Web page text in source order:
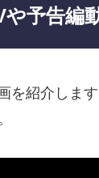
予告編
を紹介しま